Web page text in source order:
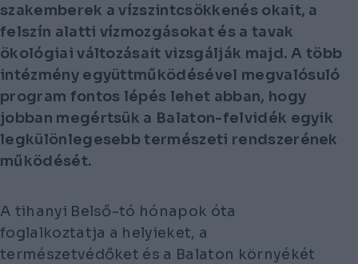
szakemberek a vízszintcsökkenés okait, a
felszín alatti vízmozgásokat és a tavak
ökológiai változásait vizsgálják majd. A több
intézmény együttműködésével megvalósuló
program fontos lépés lehet abban, hogy
jobban megértsük a Balaton-felvidék egyik
legkülönlegesebb természeti rendszerének
működését.
A tihanyi Belső-tó hónapok óta
foglalkoztatja a helyieket, a
természetvédőket és a Balaton környékét